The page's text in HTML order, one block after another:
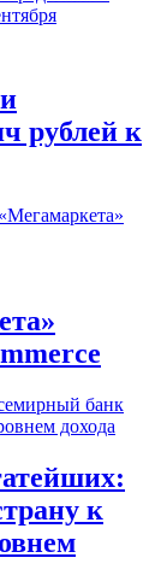
рублей к
к